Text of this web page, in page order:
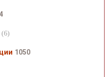
(6)
1050